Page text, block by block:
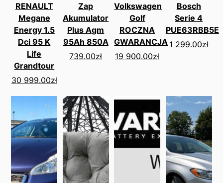
RENAULT
Megane
Energy 1.5
Dci 95 K
Life
Grandtour
30 999.00zł
Zap
Akumulator
Plus Agm
95Ah 850A
739.00zł
Volkswagen
Golf
ROCZNA
GWARANCJA
19 900.00zł
Bosch
Serie 4
PUE63RBB5E
1 299.00zł